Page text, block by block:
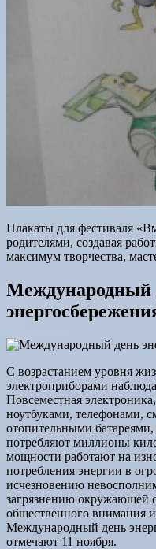
Плакаты для фестиваля
родителями, создавая
максимум творчества,
Международный
С возрастанием уровня
электроприборами
Повсеместная
ноутбуками, телефонами,
отопительными
потребляют миллионы
мощности работают на
потребления энергии в
исчезновению
загрязнению окружающей
общественного внимания
Международный день
отмечают 11 ноября.